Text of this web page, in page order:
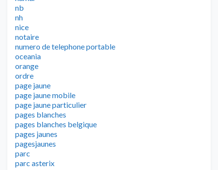
nb
nh
nice
notaire
numero de telephone portable
oceania
orange
ordre
page jaune
page jaune mobile
page jaune particulier
pages blanches
pages blanches belgique
pages jaunes
pagesjaunes
parc
parc asterix